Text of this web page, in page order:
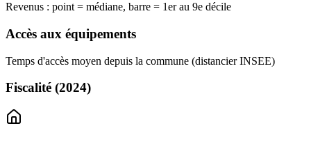
Revenus : point = médiane, barre = 1er au 9e décile
Accès aux équipements
Temps d'accès moyen depuis la commune (distancier INSEE)
Fiscalité (2024)